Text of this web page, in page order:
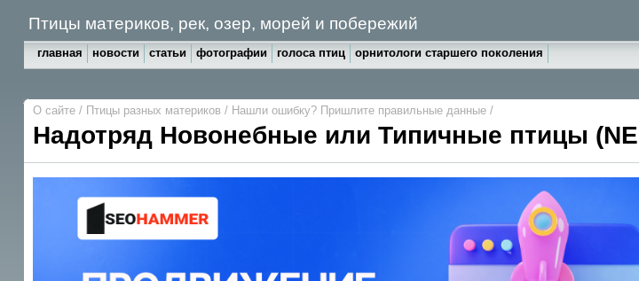
Птицы материков, рек, озер, морей и побережий
главная новости статьи фотографии голоса птиц орнитологи старшего поколения
О сайте / Птицы разных материков / Нашли ошибку? Пришлите правильные данные /
Надотряд Новонебные или Типичные птицы